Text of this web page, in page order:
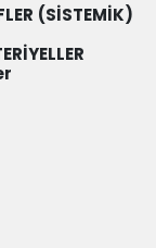
(SİSTEMİK)